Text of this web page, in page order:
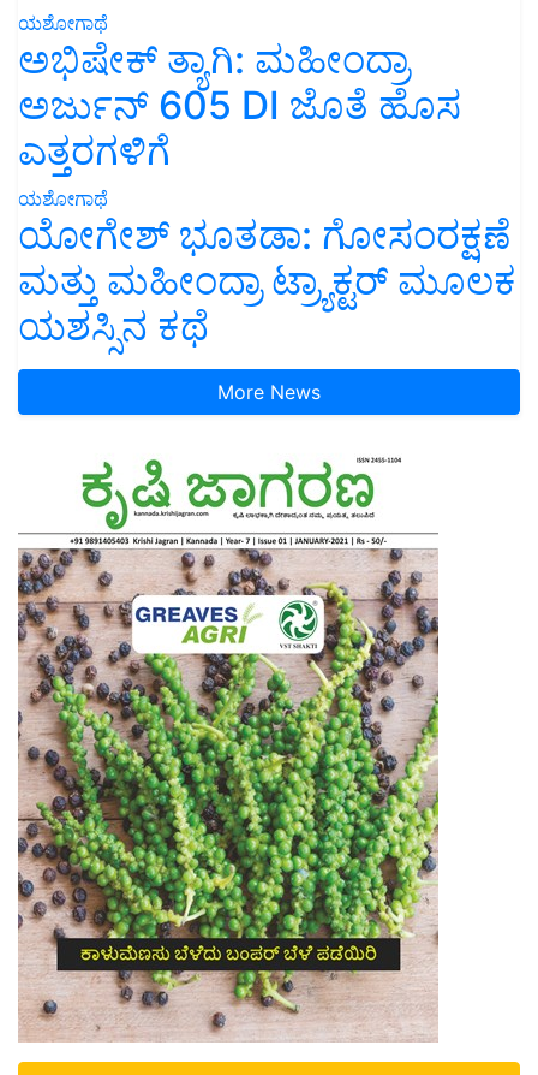
ಯಶೋಗಾಥೆ
ಅಭಿಷೇಕ್ ತ್ಯಾಗಿ: ಮಹೀಂದ್ರಾ
ಅರ್ಜುನ್ 605 DI ಜೊತೆ ಹೊಸ
ಎತ್ತರಗಳಿಗೆ
ಯಶೋಗಾಥೆ
ಯೋಗೇಶ್ ಭೂತಡಾ: ಗೋಸಂರಕ್ಷಣೆ
ಮತ್ತು ಮಹೀಂದ್ರಾ ಟ್ರ್ಯಾಕ್ಟರ್ ಮೂಲಕ
ಯಶಸ್ಸಿನ ಕಥೆ
More News